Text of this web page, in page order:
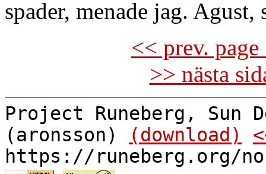
spader, menade jag.
<< prev.
>> nästa
Project Runeberg, Sun
(aronsson)
(download)
https://runeberg.org/